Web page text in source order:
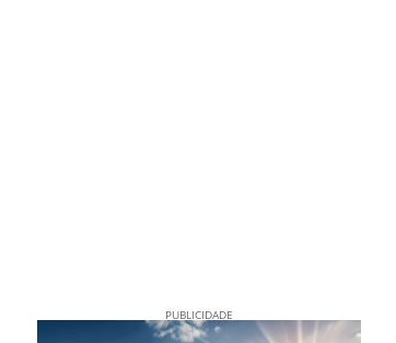
PUBLICIDADE